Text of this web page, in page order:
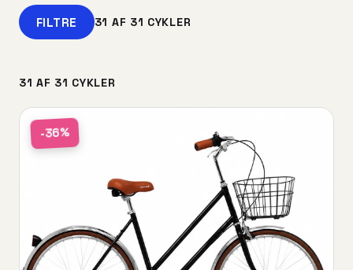
FILTRE 31 AF 31 CYKLER
31 AF 31 CYKLER
-36%